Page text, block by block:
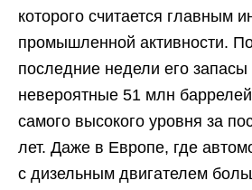
которого считается главным
промышленной активности.
последние недели его
невероятные 51 млн
самого высокого уровня за
лет. Даже в Европе, где
с дизельным двигателем